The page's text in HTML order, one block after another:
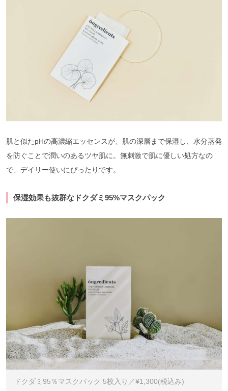
肌と似たpHの高濃縮エッセンスが、肌の深層まで保湿し、水分蒸発
を防ぐことで潤いのあるツヤ肌に。無刺激で肌に優しい処方なの
で、デイリー使いにぴったりです。
保湿効果も抜群なドクダミ95%マスクパック
ドクダミ95％マスクパック 5枚入り／¥1,300(税込み)